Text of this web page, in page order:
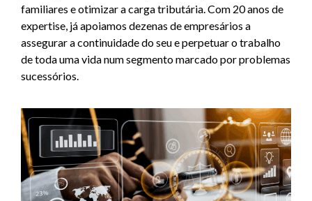
familiares e otimizar a carga tributária. Com 20 anos de
expertise, já apoiamos dezenas de empresários a
assegurar a continuidade do seu e perpetuar o trabalho
de toda uma vida num segmento marcado por problemas
sucessórios.